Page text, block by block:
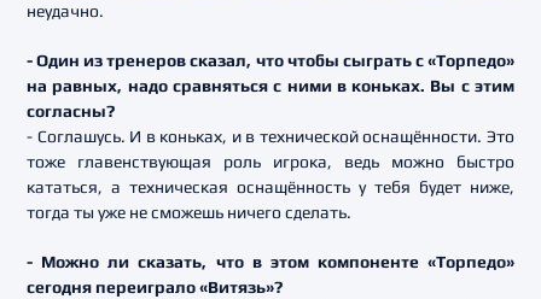
неудачно.
- Один из тренеров сказал, что чтобы сыграть с «Торпедо»
на равных, надо сравняться с ними в коньках. Вы с этим
согласны?
- Соглашусь. И в коньках, и в технической оснащённости. Это
тоже главенствующая роль игрока, ведь можно быстро
кататься, а техническая оснащённость у тебя будет ниже,
тогда ты уже не сможешь ничего сделать.
- Можно ли сказать, что в этом компоненте «Торпедо»
сегодня переиграло «Витязь»?